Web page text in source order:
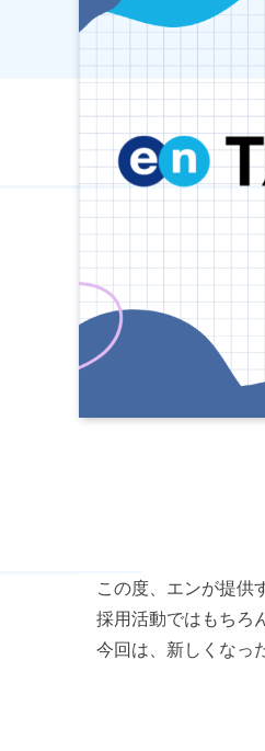
この度、エンが提供
採用活動ではもちろ
今回は、新しくなっ